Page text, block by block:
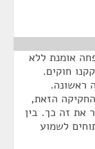
אומנת ללא
חוקים.
ראשונה.
הזאת,
את זה כך. בין
לשמוע